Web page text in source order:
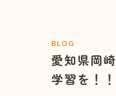
BLOG
愛知県岡
学習を！！